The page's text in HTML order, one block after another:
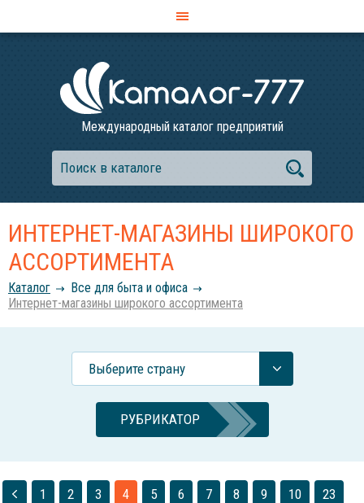
Международный каталог предприятий
ИНТЕРНЕТ-МАГАЗИНЫ ШИРОКОГО
АССОРТИМЕНТА
Каталог
Все для быта и офиса
Интернет-магазины широкого ассортимента
Выберите страну
РУБРИКАТОР
1 2 3 4 5 6 7 8 9 10 23